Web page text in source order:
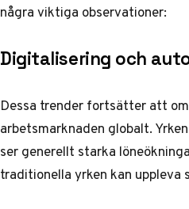
några viktiga observationer:
Digitalisering och
Dessa trender fortsätter att
arbetsmarknaden globalt.
ser generellt starka
traditionella yrken kan uppleva